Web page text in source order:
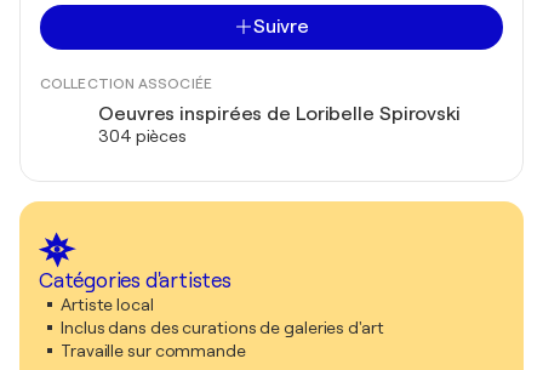
Suivre
COLLECTION ASSOCIÉE
Oeuvres inspirées de Loribelle Spirovski
304 pièces
Catégories d'artistes
Artiste local
Inclus dans des curations de galeries d'art
Travaille sur commande